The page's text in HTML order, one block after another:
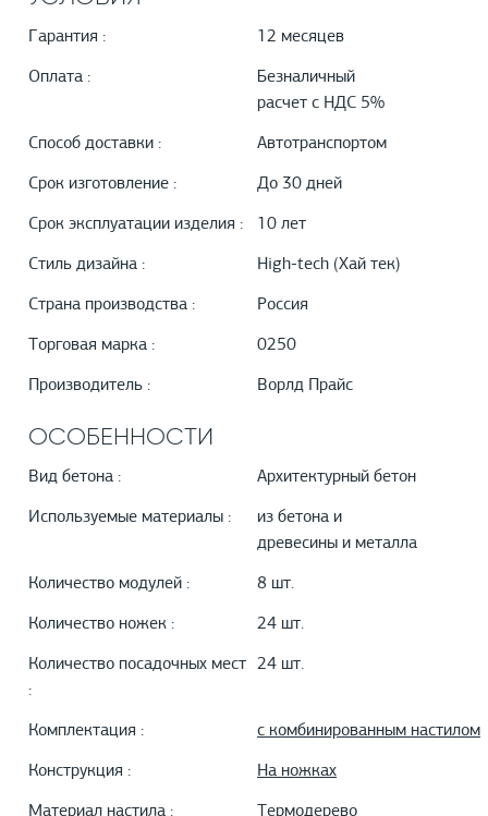
Гарантия : 12 месяцев
Оплата :
Безналичный
расчет с НДС 5%
Способ доставки : Автотранспортом
Срок изготовление : До 30 дней
Срок эксплуатации изделия : 10 лет
Стиль дизайна : High-tech (Хай тек)
Страна производства : Россия
Торговая марка : 0250
Производитель : Ворлд Прайс
ОСОБЕННОСТИ
Вид бетона : Архитектурный бетон
Используемые материалы :
из бетона и
древесины и металла
Количество модулей : 8 шт.
Количество ножек : 24 шт.
Количество посадочных мест
:
24 шт.
Комплектация : с комбинированным настилом
Конструкция : На ножках
Материал настила : Термодерево